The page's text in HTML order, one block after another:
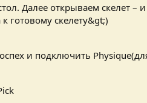
Далее открываем скелет –
готовому скелету&gt;)
и подключить